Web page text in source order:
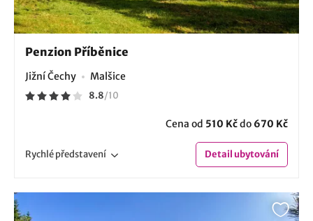
Penzion Příběnice
Jižní Čechy Malšice
8.8/10
Cena od 510 Kčdo 670 Kč
Rychlépředstavení Detailubytování